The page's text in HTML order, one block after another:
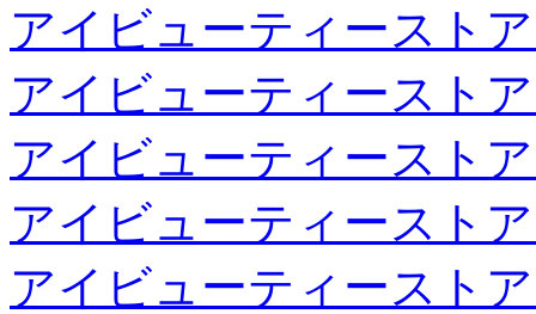
アイビューティースト
アイビューティースト
アイビューティースト
アイビューティースト
アイビューティースト